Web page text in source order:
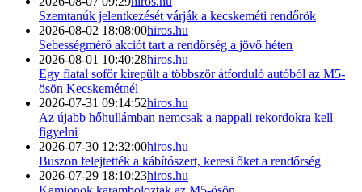
Szemtanúk jelentkezését várják a kecskeméti rendőrök
2026-08-02 18:08:00hiros.hu
Sebességmérő akciót tart a rendőrség a jövő héten
2026-08-01 10:40:28hiros.hu
Egy fiatal sofőr kirepült a többször átforduló autóból az M5-
ösön Kecskemétnél
2026-07-31 09:14:52hiros.hu
Az újabb hőhullámban nemcsak a nappali rekordokra kell
figyelni
2026-07-30 12:32:00hiros.hu
Buszon felejtették a kábítószert, keresi őket a rendőrség
2026-07-29 18:10:23hiros.hu